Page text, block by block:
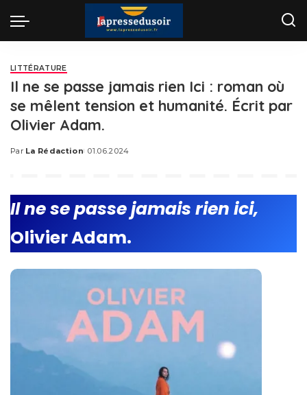
LITTÉRATURE
Il ne se passe jamais rien Ici : roman où
se mêlent tension et humanité. Écrit par
Olivier Adam.
Posted
Par La Rédaction 01.06.2024
Il ne se passe jamais rien ici,
Olivier Adam.